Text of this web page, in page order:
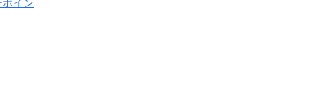
イン